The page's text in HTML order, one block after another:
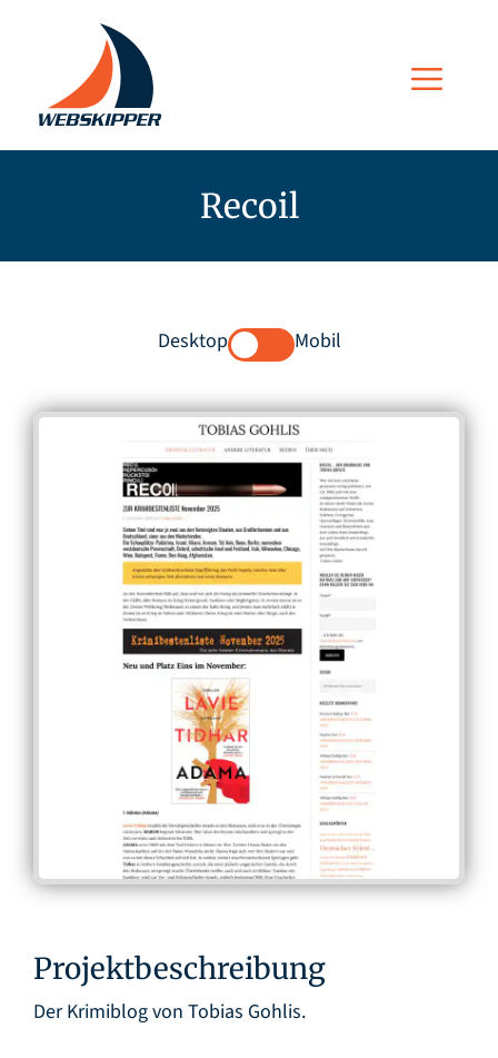
Recoil
Desktop Mobil
Projektbeschreibung
Der Krimiblog von Tobias Gohlis.